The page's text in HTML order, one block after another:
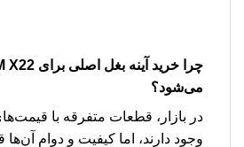
می‌شود؟
در بازار، قطعات متفرقه با
وجود دارند، اما کیفیت و دوام آن‌ها